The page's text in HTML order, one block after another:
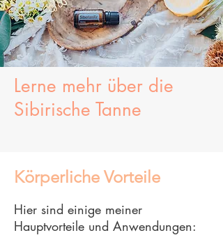
Lerne mehr über die
Sibirische Tanne
Körperliche Vorteile
Hier sind einige meiner
Hauptvorteile und Anwendungen: